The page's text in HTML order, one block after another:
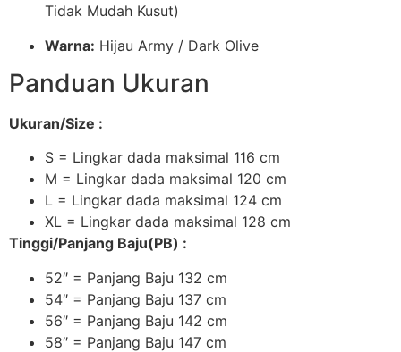
Tidak Mudah Kusut)
Warna: Hijau Army / Dark Olive
Panduan Ukuran
Ukuran/Size :
S = Lingkar dada maksimal 116 cm
M = Lingkar dada maksimal 120 cm
L = Lingkar dada maksimal 124 cm
XL = Lingkar dada maksimal 128 cm
Tinggi/Panjang Baju(PB) :
52″ = Panjang Baju 132 cm
54″ = Panjang Baju 137 cm
56″ = Panjang Baju 142 cm
58″ = Panjang Baju 147 cm